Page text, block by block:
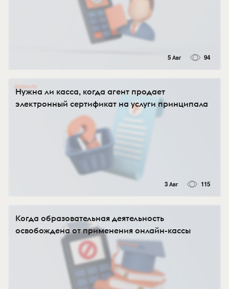
5 Авг 94
Нужна ли касса, когда агент продает
электронный сертификат на услуги принципала
3 Авг 115
Когда образовательная деятельность
освобождена от применения онлайн-кассы